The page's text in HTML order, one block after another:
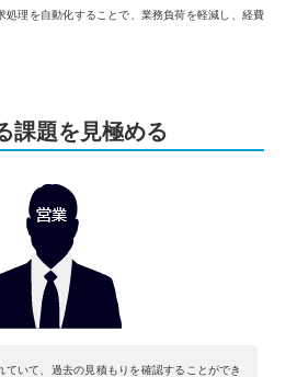
処理を⾃動化することで、業務負荷を軽減し、経費
課題を見極める
ていて、過去の⾒積もりを確認することができ